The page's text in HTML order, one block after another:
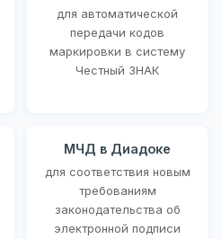
для автоматической
передачи кодов
маркировки в систему
Честный ЗНАК
МЧД в Диадоке
для соответствия новым
требованиям
законодательства об
электронной подписи